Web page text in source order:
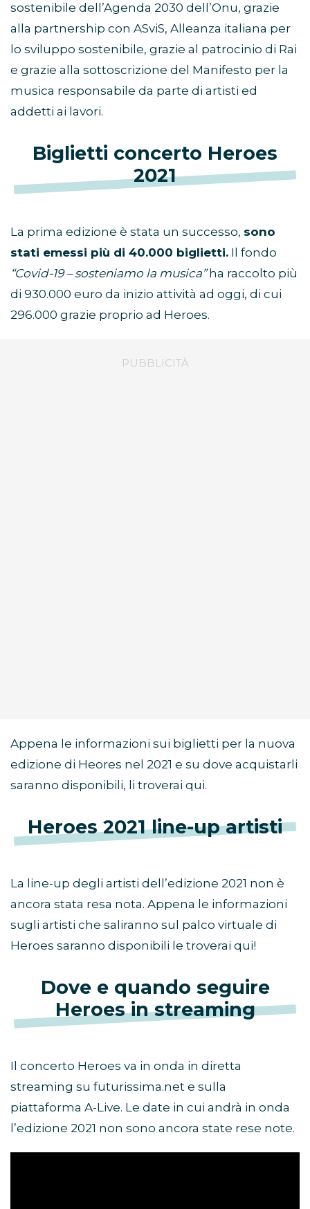
sostenibile dell’Agenda 2030 dell’Onu, grazie
alla partnership con ASviS, Alleanza italiana per
lo sviluppo sostenibile, grazie al patrocinio di Rai
e grazie alla sottoscrizione del Manifesto per la
musica responsabile da parte di artisti ed
addetti ai lavori.
Biglietti concerto Heroes
2021
La prima edizione è stata un successo, sono
stati emessi più di 40.000 biglietti. Il fondo
“Covid-19 – sosteniamo la musica”ha raccolto più
di 930.000 euro da inizio attività ad oggi, di cui
296.000 grazie proprio ad Heroes.
Appena le informazioni sui biglietti per la nuova
edizione di Heores nel 2021 e su dove acquistarli
saranno disponibili, li troverai qui.
Heroes 2021 line-up artisti
La line-up degli artisti dell’edizione 2021 non è
ancora stata resa nota. Appena le informazioni
sugli artisti che saliranno sul palco virtuale di
Heroes saranno disponibili le troverai qui!
Dove e quando seguire
Heroes in streaming
Il concerto Heroes va in onda in diretta
streaming su futurissima.net e sulla
piattaforma A-Live. Le date in cui andrà in onda
l’edizione 2021 non sono ancora state rese note.